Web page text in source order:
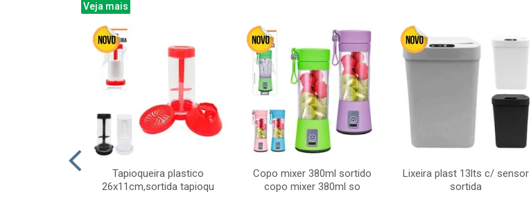
Veja mais
Tapioqueira plastico
26x11cm,sortida tapioqu
Copo mixer 380ml sortido
copo mixer 380ml so
Lixeira plast 13lts c/ sensor
sortida